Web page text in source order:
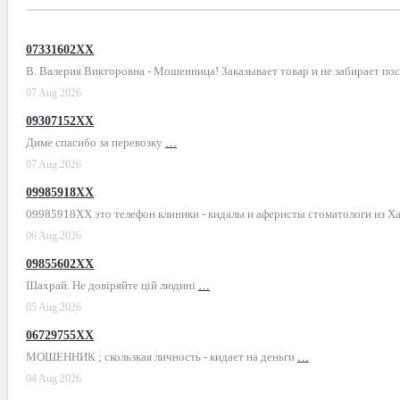
07331602XX
В. Валерия Викторовна - Мошенница! Заказывает товар и не забирает
07 Aug 2026
09307152XX
Диме спасибо за перевозку …
07 Aug 2026
09985918XX
09985918XX это телефон клиники - кидалы и аферисты стоматологи из
06 Aug 2026
09855602XX
Шахрай. Не довіряйте цій людині …
05 Aug 2026
06729755XX
МОШЕННИК ; скользкая личность - кидает на деньги …
04 Aug 2026